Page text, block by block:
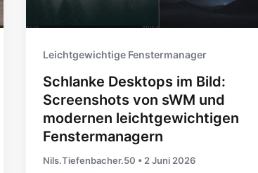
Leichtgewichtige Fenstermanager
Schlanke Desktops im Bild:
Screenshots von sWM und
modernen leichtgewichtigen
Fenstermanagern
Nils.Tiefenbacher.50 •2 Juni 2026